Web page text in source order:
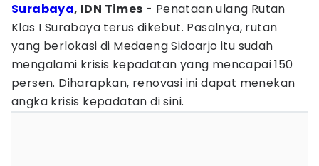
Surabaya, IDN Times - Penataan ulang Rutan
Klas I Surabaya terus dikebut. Pasalnya, rutan
yang berlokasi di Medaeng Sidoarjo itu sudah
mengalami krisis kepadatan yang mencapai 150
persen. Diharapkan, renovasi ini dapat menekan
angka krisis kepadatan di sini.